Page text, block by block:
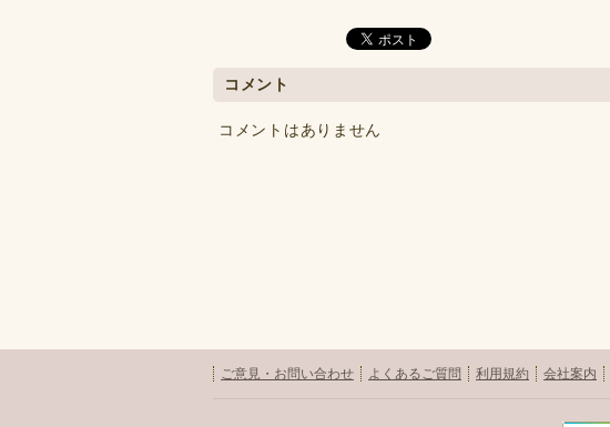
コメント
コメントはありません
ご意見・お問い合わせ よくあるご質問 利用規約 会社案内